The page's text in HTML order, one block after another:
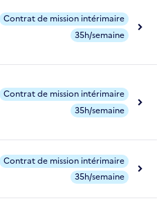
Contrat de mission intérimaire
35h/semaine
Contrat de mission intérimaire
35h/semaine
Contrat de mission intérimaire
35h/semaine